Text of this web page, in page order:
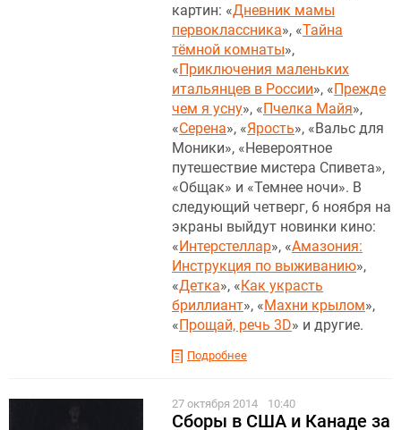
картин: «Дневник мамы
первоклассника», «Тайна
тёмной комнаты»,
«Приключения маленьких
итальянцев в России», «Прежде
чем я усну», «Пчелка Майя»,
«Серена», «Ярость», «Вальс для
Моники», «Невероятное
путешествие мистера Спивета»,
«Общак» и «Темнее ночи». В
следующий четверг, 6 ноября на
экраны выйдут новинки кино:
«Интерстеллар», «Амазония:
Инструкция по выживанию»,
«Детка», «Как украсть
бриллиант», «Махни крылом»,
«Прощай, речь 3D» и другие.
Подробнее
27 октября 2014 10:40
Сборы в США и Канаде за